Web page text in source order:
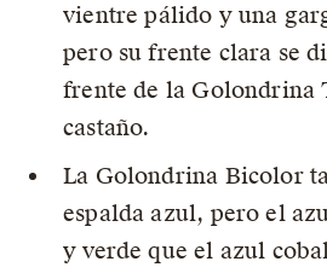
vientre pálido y una
pero su frente clara se
frente de la Golondrina
castaño.
La Golondrina Bicolor
espalda azul, pero el
y verde que el azul